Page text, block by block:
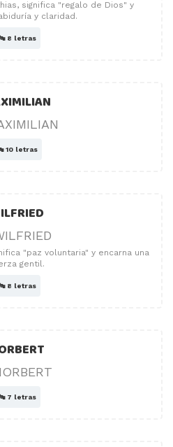
significa "regalo de Dios" y
y claridad.
8 letras
10 letras
"paz voluntaria" y encarna una
gentil.
8 letras
7 letras